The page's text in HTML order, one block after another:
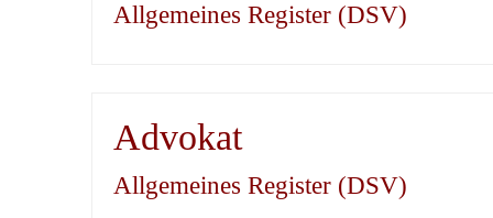
Allgemeines Register (DSV)
Advokat
Allgemeines Register (DSV)